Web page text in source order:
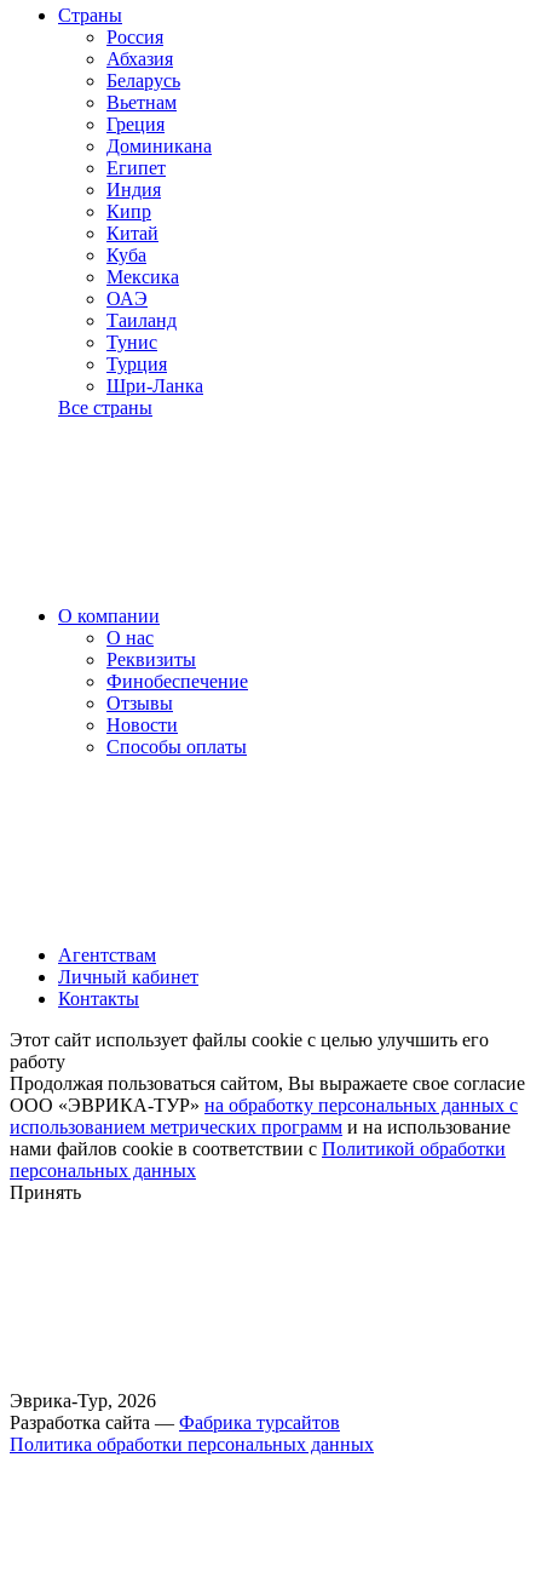
Страны
Россия
Абхазия
Беларусь
Вьетнам
Греция
Доминикана
Египет
Индия
Кипр
Китай
Куба
Мексика
ОАЭ
Таиланд
Тунис
Турция
Шри-Ланка
Все страны
О компании
О нас
Реквизиты
Финобеспечение
Отзывы
Новости
Способы оплаты
Агентствам
Личный кабинет
Контакты
Этот сайт использует файлы cookie с целью улучшить его
работу
Продолжая пользоваться сайтом, Вы выражаете свое согласие
ООО «ЭВРИКА-ТУР» на обработку персональных данных с
использованием метрических программ и на использование
нами файлов cookie в соответствии с Политикой обработки
персональных данных
Принять
Эврика-Тур, 2026
Разработка сайта — Фабрика турсайтов
Политика обработки персональных данных